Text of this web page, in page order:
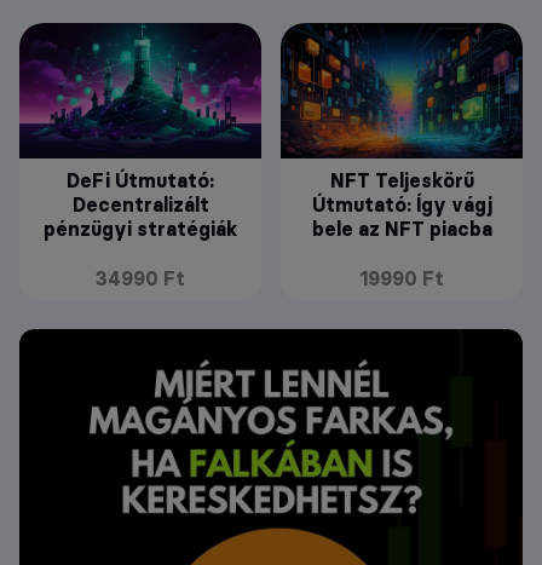
DeFi Útmutató:
Decentralizált
pénzügyi stratégiák
34990 Ft
NFT Teljeskörű
Útmutató: Így vágj
bele az NFT piacba
19990 Ft